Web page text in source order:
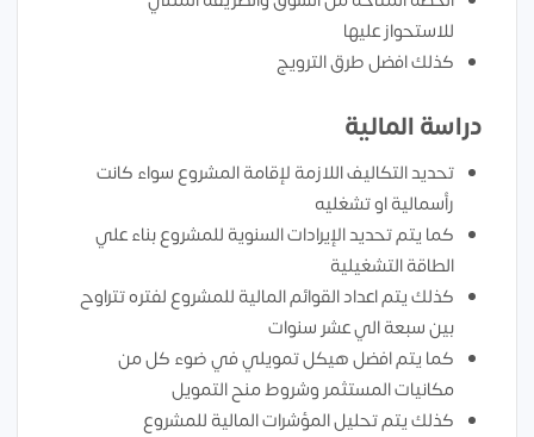
للاستحواز عليها
كذلك افضل طرق الترويج
دراسة المالية
تحديد التكاليف اللازمة لإقامة المشروع سواء كانت
رأسمالية او تشغليه
كما يتم تحديد الإيرادات السنوية للمشروع بناء علي
الطاقة التشغيلية
كذلك يتم اعداد القوائم المالية للمشروع لفتره تتراوح
بين سبعة الي عشر سنوات
كما يتم افضل هيكل تمويلي في ضوء كل من
مكانيات المستثمر وشروط منح التمويل
كذلك يتم تحليل المؤشرات المالية للمشروع